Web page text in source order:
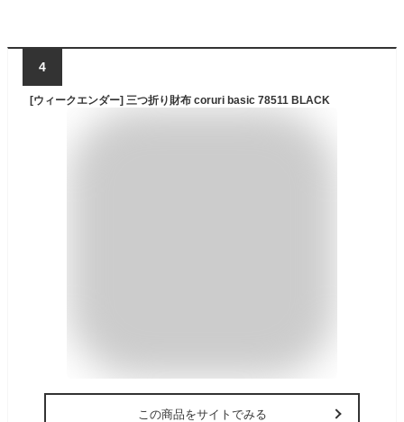
4
[ウィークエンダー] 三つ折り財布 coruri basic 78511 BLACK
この商品をサイトでみる